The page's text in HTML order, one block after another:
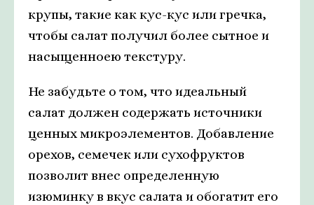
крупы, такие как кус-кус или гречка,
чтобы салат получил более сытное и
насыщенноею текстуру.
Не забудьте о том, что идеальный
салат должен содержать источники
ценных микроэлементов. Добавление
орехов, семечек или сухофруктов
позволит внес определенную
изюминку в вкус салата и обогатит его